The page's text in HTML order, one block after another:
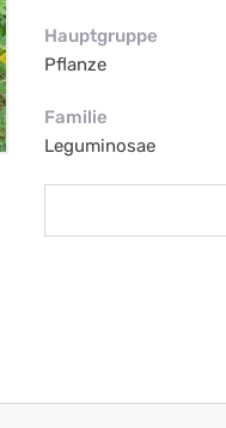
Hauptgruppe
Pflanze
Familie
Leguminosae